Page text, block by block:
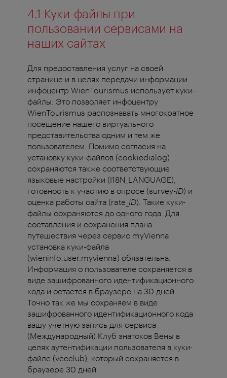
4.1 Куки-файлы при
пользовании сервисами на
наших сайтах
Для предоставления услуг на своей
странице и в целях передачи информации
инфоцентр WienTourismus использует куки-
файлы. Это позволяет инфоцентру
WienTourismus распознавать многократное
посещение нашего виртуального
представительства одним и тем же
пользователем. Помимо согласия на
установку куки-файлов (cookiedialog)
сохраняются также соответствующие
языковые настройки (I18N_LANGUAGE),
готовность к участию в опросе (survey-ID) и
оценка работы сайта (rate_ ID). Такие куки-
файлы сохраняются до одного года. Для
составления и сохранения плана
путешествия через сервис myVienna
установка куки-файла
(wieninfo.user.myvienna) обязательна.
Информация о пользователе сохраняется в
виде зашифрованного идентификационного
кода и остается в браузере на 30 дней.
Точно так же мы сохраняем в виде
зашифрованного идентификационного кода
вашу учетную запись для сервиса
(Международный) Клуб знатоков Вены в
целях аутентификации пользователя в куки-
файле (vecclub), который сохраняется в
браузере 30 дней.